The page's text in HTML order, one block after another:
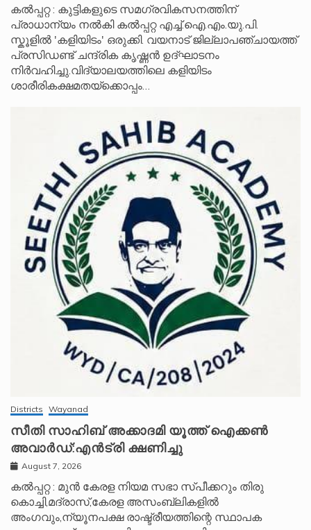
കൽപ്പറ്റ : കുട്ടികളുടെ സമഗ്രവികസനത്തിന്
പ്രാധാന്യം നൽകി കൽപ്പറ്റ എച്ച്.ഐ.എം.യു.പി.
സ്കൂ‌ളിൽ 'കളിയിടം' ഒരുക്കി. വയനാട് ജില്ലാപഞ്ചായത്ത്
പ്രസിഡണ്ട് ചന്ദ്രിക കൃഷ്ണൻ ഉദ്ഘാടനം
നിർവഹിച്ചു.വിദ്യാലയത്തിലെ കളിയിടം
ശാരീരികക്ഷമതയ്‌ക്കൊപ്പം…
Districts Wayanad
സീതി സാഹിബ് അക്കാദമി യൂത്ത് ഐക്കൺ
അവാർഡ്:എൻട്രി ക്ഷണിച്ചു
August 7, 2026
കൽപ്പറ്റ : മുൻ കേരള നിയമ സഭാ സ്പീക്കറും തിരു
കൊച്ചി,മദ്രാസ്,കേരള അസംബ്ലികളിൽ
അംഗവും,ന്യൂനപക്ഷ രാഷ്ട്രീയത്തിന്റെ സ്ഥാപക